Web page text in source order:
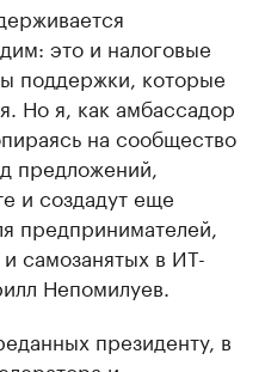
это и налоговые
поддержки, которые
Но я, как амбассадор
на сообщество
предложений,
и создадут еще
предпринимателей,
самозанятых в ИТ-
Непомилуев.
президенту, в